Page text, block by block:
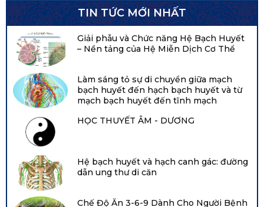
TIN TỨC MỚI NHẤT
Giải phẫu và Chức năng Hệ Bạch Huyết
– Nền tảng của Hệ Miễn Dịch Cơ Thể
Làm sáng tỏ sự di chuyển giữa mạch
bạch huyết đến hạch bạch huyết và từ
mạch bạch huyết đến tĩnh mạch
HỌC THUYẾT ÂM - DƯƠNG
Hệ bạch huyết và hạch canh gác: đường
dẫn ung thư di căn
Chế Độ Ăn 3-6-9 Dành Cho Người Bệnh